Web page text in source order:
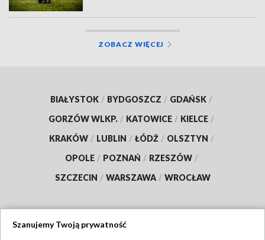
ZOBACZ WIĘCEJ
BIAŁYSTOK / BYDGOSZCZ / GDAŃSK /
GORZÓW WLKP. / KATOWICE / KIELCE /
KRAKÓW / LUBLIN / ŁÓDŹ / OLSZTYN /
OPOLE / POZNAŃ / RZESZÓW /
SZCZECIN / WARSZAWA / WROCŁAW
Szanujemy Twoją prywatność